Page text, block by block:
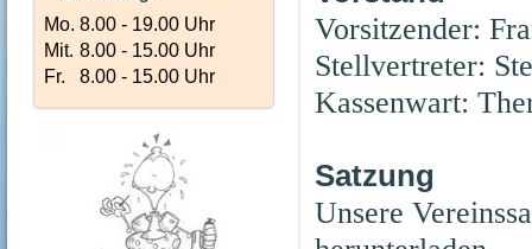
Mo. 8.00 - 19.00 Uhr
Mit. 8.00 - 15.00 Uhr
Fr.
8.00 - 15.00 Uhr
Vorsitzender:
Stellvertreter:
Kassenwart:
Satzung
Unsere